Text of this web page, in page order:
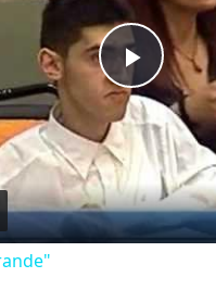
Play
Video